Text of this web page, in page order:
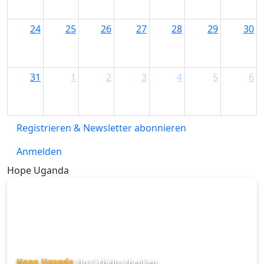
24 25 26 27 28 29 30
31 1 2 3 4 5 6
Registrieren & Newsletter abonnieren
Anmelden
Hope Uganda
Hope Uganda Ein Lächeln schenken